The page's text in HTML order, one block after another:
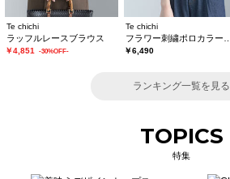
Te chichi
ラッフルレースブラウス
￥4,851 -30%OFF-
Te chichi
￥6,490
ランキング一覧を見る
TOPICS
特集